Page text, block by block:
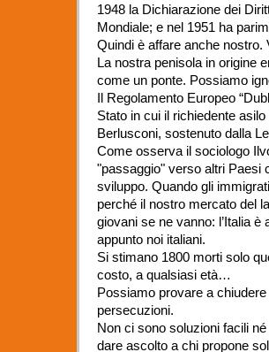
1948 la Dichiarazione dei
Mondiale; e nel 1951 ha
Quindi è affare anche nostro.
La nostra penisola in origine
come un ponte. Possiamo
Il Regolamento Europeo
Stato in cui il richiedente
Berlusconi, sostenuto dalla
Come osserva il sociologo
"passaggio" verso altri Paesi
sviluppo. Quando gli
perché il nostro mercato del
giovani se ne vanno: l’Italia
appunto noi italiani.
Si stimano 1800 morti solo
costo, a qualsiasi età…
Possiamo provare a
persecuzioni.
Non ci sono soluzioni facili
dare ascolto a chi propone